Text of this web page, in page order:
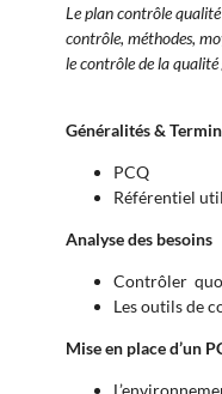
Le plan contrôle
contrôle, méthodes,
le contrôle de la
Généralités &
PCQ
Référentiel
Analyse des besoins
Contrôler
Les outils de
Mise en place d’un